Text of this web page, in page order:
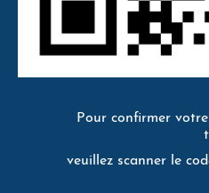
Pour confirmer
veuillez scanner le